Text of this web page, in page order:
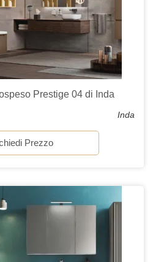
Prestige 04 di Inda
Inda
Prezzo